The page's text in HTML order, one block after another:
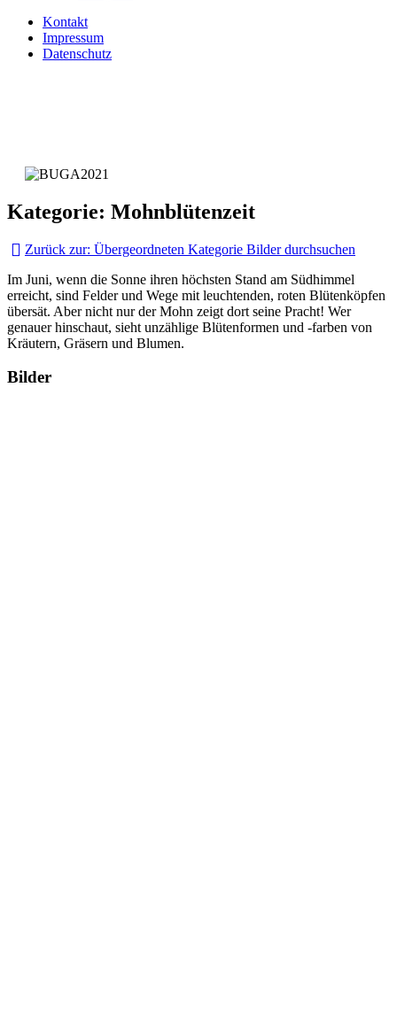
Kontakt
Impressum
Datenschutz
Kategorie: Mohnblütenzeit
Zurück zur: Übergeordneten Kategorie Bilder durchsuchen
Im Juni, wenn die Sonne ihren höchsten Stand am Südhimmel
erreicht, sind Felder und Wege mit leuchtenden, roten Blütenköpfen
übersät. Aber nicht nur der Mohn zeigt dort seine Pracht! Wer
genauer hinschaut, sieht unzählige Blütenformen und -farben von
Kräutern, Gräsern und Blumen.
Bilder